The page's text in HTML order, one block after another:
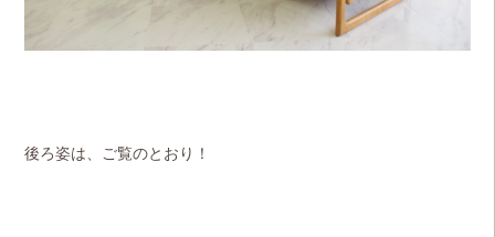
後ろ姿は、ご覧のとおり！